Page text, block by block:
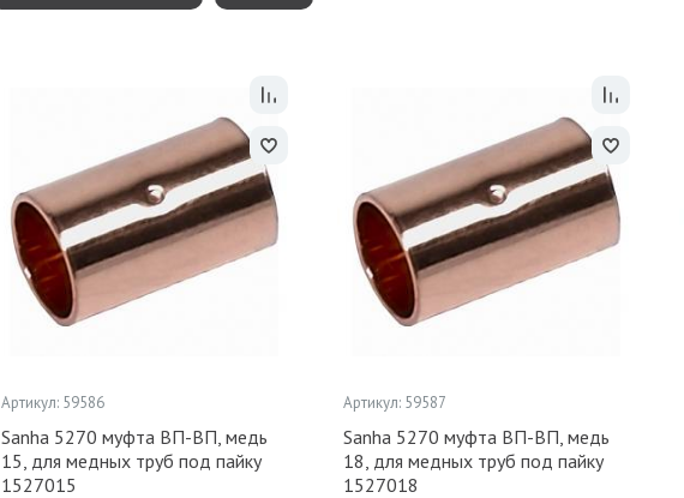
Артикул: 59586
Sanha 5270 муфта ВП-ВП, медь
15, для медных труб под пайку
1527015
Артикул: 59587
Sanha 5270 муфта ВП-ВП, медь
18, для медных труб под пайку
1527018